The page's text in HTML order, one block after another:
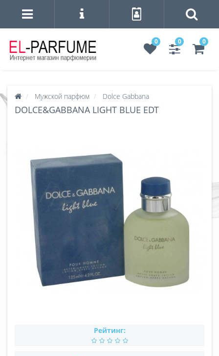
0 0 0
Мужской парфюм Dolce Gabbana
DOLCE&GABBANA LIGHT BLUE EDT
Рейтинг: